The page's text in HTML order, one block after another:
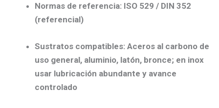
Normas de referencia: ISO 529 / DIN 352
(referencial)
Sustratos compatibles: Aceros al carbono de
uso general, aluminio, latón, bronce; en inox
usar lubricación abundante y avance
controlado